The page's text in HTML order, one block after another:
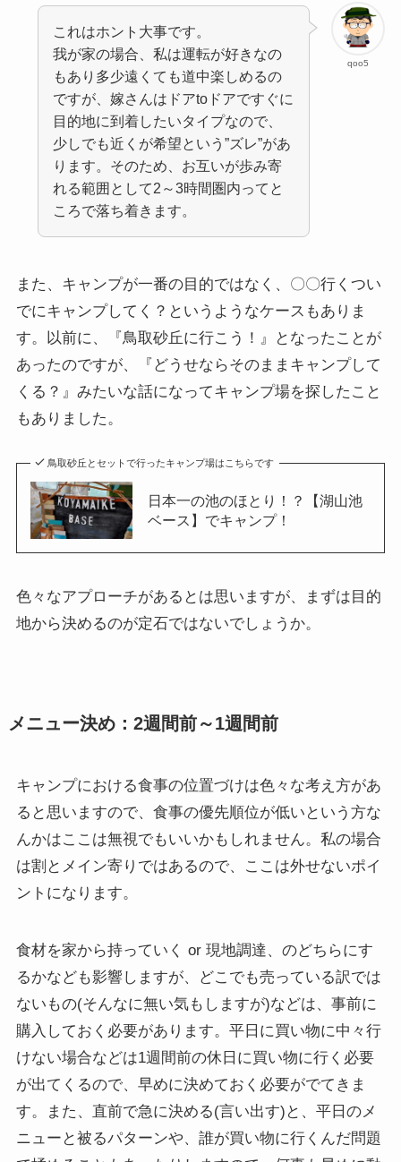
qoo5
これはホント大事です。
我が家の場合、私は運転が好きなの
もあり多少遠くても道中楽しめるの
ですが、嫁さんはドアtoドアですぐに
目的地に到着したいタイプなので、
少しでも近くが希望という”ズレ”があ
ります。そのため、お互いが歩み寄
れる範囲として2～3時間圏内ってと
ころで落ち着きます。
また、キャンプが一番の目的ではなく、〇〇行くつい
でにキャンプしてく？というようなケースもありま
す。以前に、『鳥取砂丘に行こう！』となったことが
あったのですが、『どうせならそのままキャンプして
くる？』みたいな話になってキャンプ場を探したこと
もありました。
鳥取砂丘とセットで行ったキャンプ場はこちらです
日本一の池のほとり！？【湖山池
ベース】でキャンプ！
色々なアプローチがあるとは思いますが、まずは目的
地から決めるのが定石ではないでしょうか。
メニュー決め：2週間前～1週間前
キャンプにおける食事の位置づけは色々な考え方があ
ると思いますので、食事の優先順位が低いという方な
んかはここは無視でもいいかもしれません。私の場合
は割とメイン寄りではあるので、ここは外せないポイ
ントになります。
食材を家から持っていく or 現地調達、のどちらにす
るかなども影響しますが、どこでも売っている訳では
ないもの(そんなに無い気もしますが)などは、事前に
購入しておく必要があります。平日に買い物に中々行
けない場合などは1週間前の休日に買い物に行く必要
が出てくるので、早めに決めておく必要がでてきま
す。また、直前で急に決める(言い出す)と、平日のメ
ニューと被るパターンや、誰が買い物に行くんだ問題